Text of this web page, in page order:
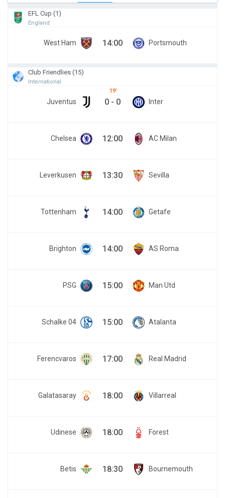
EFL Cup (1)
England
West Ham 14:00 Portsmouth
Club Friendlies (15)
International
Juventus
19
0 - 0 Inter
Chelsea 12:00 AC Milan
Leverkusen 13:30 Sevilla
Tottenham 14:00 Getafe
Brighton 14:00 AS Roma
PSG 15:00 Man Utd
Schalke 04 15:00 Atalanta
Ferencvaros 17:00 Real Madrid
Galatasaray 18:00 Villarreal
Udinese 18:00 Forest
Betis 18:30 Bournemouth